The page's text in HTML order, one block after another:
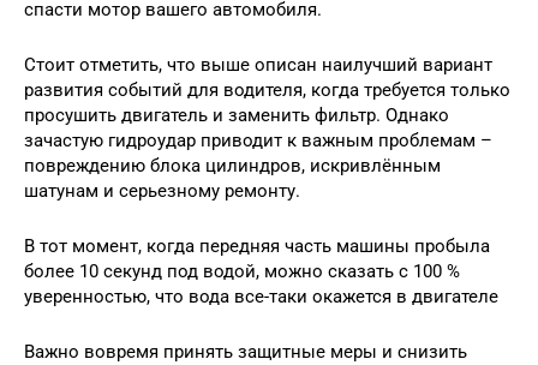
спасти мотор вашего автомобиля.
Стоит отметить, что выше описан наилучший вариант
развития событий для водителя, когда требуется только
просушить двигатель и заменить фильтр. Однако
зачастую гидроудар приводит к важным проблемам –
повреждению блока цилиндров, искривлённым
шатунам и серьезному ремонту.
В тот момент, когда передняя часть машины пробыла
более 10 секунд под водой, можно сказать с 100 %
уверенностью, что вода все-таки окажется в двигателе
Важно вовремя принять защитные меры и снизить